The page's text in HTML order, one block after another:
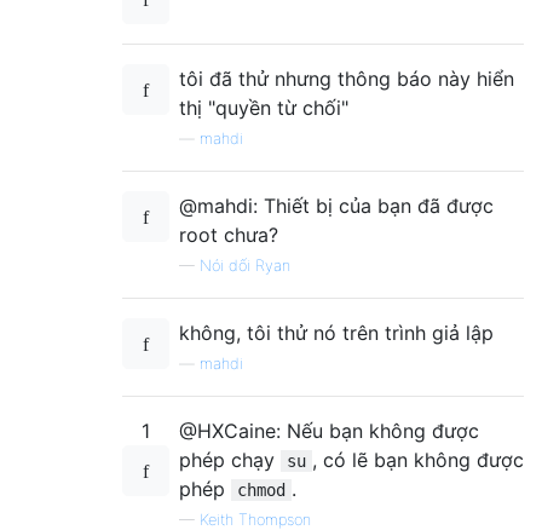
tôi đã thử nhưng thông báo này hiển
thị "quyền từ chối"
mahdi
@mahdi: Thiết bị của bạn đã được
root chưa?
— Nói dối Ryan
không, tôi thử nó trên trình giả lập
mahdi
1
@HXCaine: Nếu bạn không được
phép chạy
su , có lẽ bạn không được
phép
chmod .
— Keith Thompson